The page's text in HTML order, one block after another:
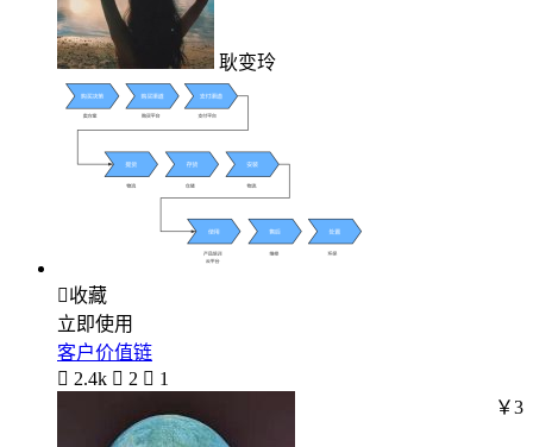
耿变玲
收藏
立即使用
客户价值链
 2.4k  2  1
￥3